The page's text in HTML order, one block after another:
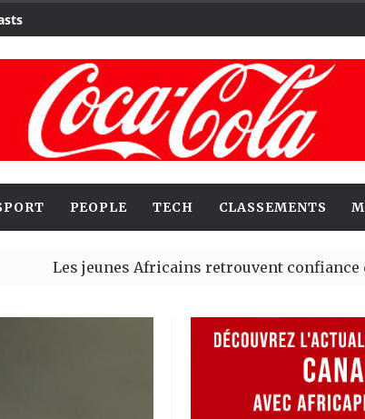
PEOPLE TECH CLASSEMENTS
Les jeunes Africains retrouvent confiance dans